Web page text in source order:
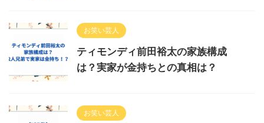
お笑い芸人
ティモンディ前田裕太の家族構成
は？実家が金持ちとの真相は？
お笑い芸人